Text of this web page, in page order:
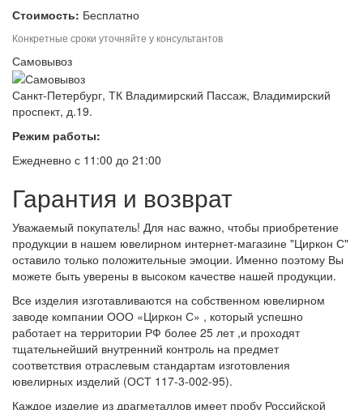
Стоимость: Бесплатно
Конкретные сроки уточняйте у консультантов
Самовывоз
Санкт-Петербург, ТК Владимирский Пассаж, Владимирский
проспект, д.19.
Режим работы:
Ежедневно с 11:00 до 21:00
Гарантия и возврат
Уважаемый покупатель! Для нас важно, чтобы приобретение
продукции в нашем ювелирном интернет-магазине "Циркон С"
оставило только положительные эмоции. Именно поэтому Вы
можете быть уверены в высоком качестве нашей продукции.
Все изделия изготавливаются на собственном ювелирном
заводе компании ООО «Циркон С» , который успешно
работает на территории РФ более 25 лет ,и проходят
тщательнейший внутренний контроль на предмет
соответствия отраслевым стандартам изготовления
ювелирных изделий (ОСТ 117-3-002-95).
Каждое изделие из драгметаллов имеет пробу Российской